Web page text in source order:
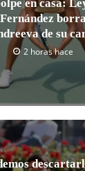
en casa:
Fernández
de su
2 horas hace